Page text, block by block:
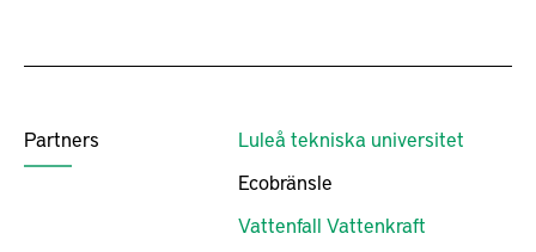
Partners
Luleå tekniska universitet
Ecobränsle
Vattenfall Vattenkraft